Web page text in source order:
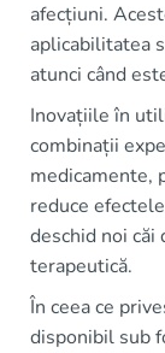
afecțiuni.
aplicabilitatea
atunci când
Inovațiile în
combinații
medicamente,
reduce
deschid noi
terapeutică.
În ceea ce
disponibil sub